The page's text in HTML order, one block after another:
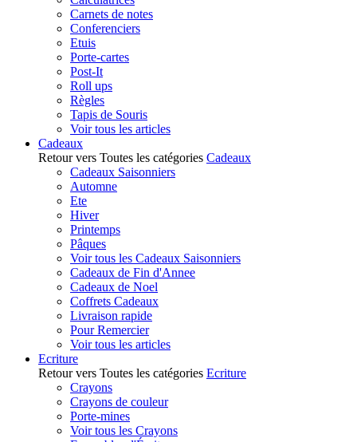
Carnets de notes
Conferenciers
Etuis
Porte-cartes
Post-It
Roll ups
Règles
Tapis de Souris
Voir tous les articles
Cadeaux
Retour vers Toutes les catégories Cadeaux
Cadeaux Saisonniers
Automne
Ete
Hiver
Printemps
Pâques
Voir tous les Cadeaux Saisonniers
Cadeaux de Fin d'Annee
Cadeaux de Noel
Coffrets Cadeaux
Livraison rapide
Pour Remercier
Voir tous les articles
Ecriture
Retour vers Toutes les catégories Ecriture
Crayons
Crayons de couleur
Porte-mines
Voir tous les Crayons